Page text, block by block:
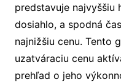
predstavuje najvyššiu
dosiahlo, a spodná
najnižšiu cenu. Tento
uzatváraciu cenu
prehľad o jeho